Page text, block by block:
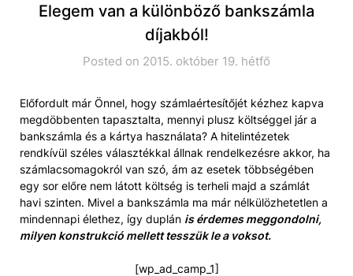
Elegem van a különböző bankszámla
díjakból!
Posted on 2015. október 19. hétfő
Előfordult már Önnel, hogy számlaértesítőjét kézhez kapva
megdöbbenten tapasztalta, mennyi plusz költséggel jár a
bankszámla és a kártya használata? A hitelintézetek
rendkívül széles választékkal állnak rendelkezésre akkor, ha
számlacsomagokról van szó, ám az esetek többségében
egy sor előre nem látott költség is terheli majd a számlát
havi szinten. Mivel a bankszámla ma már nélkülözhetetlen a
mindennapi élethez, így duplán is érdemes meggondolni,
milyen konstrukció mellett tesszük le a voksot.
[wp_ad_camp_1]